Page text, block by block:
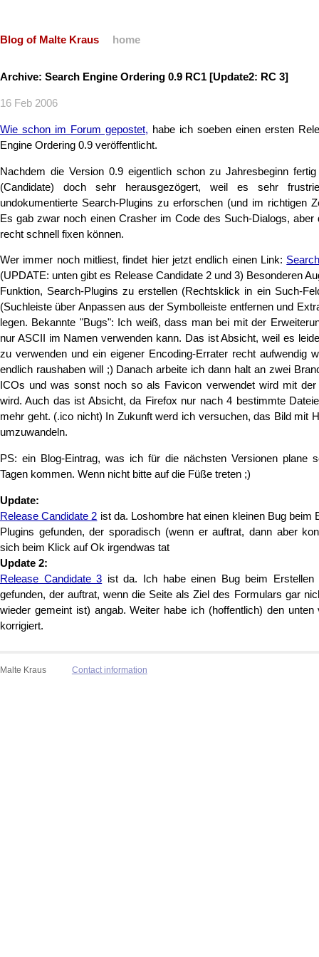
Blog of Malte Kraus home
Archive: Search Engine Ordering 0.9 RC1 [Update2: RC 3]
16 Feb 2006
Wie schon im Forum gepostet, habe ich soeben einen ersten
Engine Ordering 0.9 veröffentlicht.
Nachdem die Version 0.9 eigentlich schon zu Jahresbeginn
(Candidate) doch sehr herausgezögert, weil es sehr
undokumentierte Search-Plugins zu erforschen (und im richtigen
Es gab zwar noch einen Crasher im Code des Such-Dialogs,
recht schnell fixen können.
Wer immer noch mitliest, findet hier jetzt endlich einen Link:
(UPDATE: unten gibt es Release Candidate 2 und 3) Besonderen
Funktion, Search-Plugins zu erstellen (Rechtsklick in ein Such-
(Suchleiste über Anpassen aus der Symbolleiste entfernen und
legen. Bekannte "Bugs": Ich weiß, dass man bei mit der
nur ASCII im Namen verwenden kann. Das ist Absicht, weil es
zu verwenden und ein eigener Encoding-Errater recht aufwendig
endlich raushaben will ;) Danach arbeite ich dann halt an zwei
ICOs und was sonst noch so als Favicon verwendet wird mit der
wird. Auch das ist Absicht, da Firefox nur nach 4 bestimmte
mehr geht. (.ico nicht) In Zukunft werd ich versuchen, das Bild mit
umzuwandeln.
PS: ein Blog-Eintrag, was ich für die nächsten Versionen plane
Tagen kommen. Wenn nicht bitte auf die Füße treten ;)
Update:
Release Candidate 2 ist da. Loshombre hat einen kleinen Bug beim
Plugins gefunden, der sporadisch (wenn er auftrat, dann aber
sich beim Klick auf Ok irgendwas tat
Update 2:
Release Candidate 3 ist da. Ich habe einen Bug beim Erstellen
gefunden, der auftrat, wenn die Seite als Ziel des Formulars gar
wieder gemeint ist) angab. Weiter habe ich (hoffentlich) den
korrigiert.
Malte Kraus Contact information